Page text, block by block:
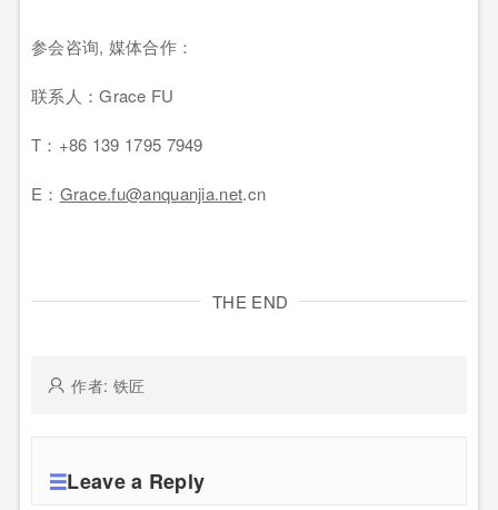
参会咨询, 媒体合作：
联系人：Grace FU
T：+86 139 1795 7949
E： Grace.fu@anquanjia.net.cn
THE END
作者: 铁匠
Leave a Reply